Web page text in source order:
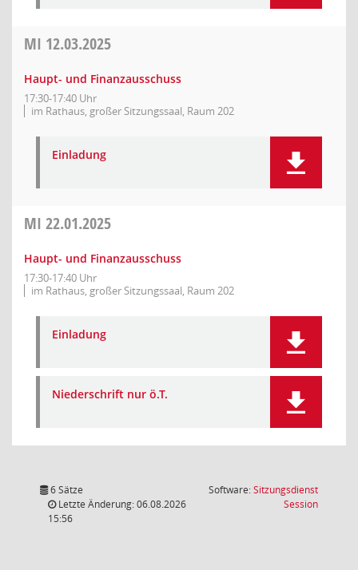
MI 12.03.2025
Haupt- und Finanzausschuss
17:30-17:40 Uhr
im Rathaus, großer Sitzungssaal, Raum 202
Einladung
MI 22.01.2025
Haupt- und Finanzausschuss
17:30-17:40 Uhr
im Rathaus, großer Sitzungssaal, Raum 202
Einladung
Niederschrift nur ö.T.
6 Sätze
Letzte Änderung: 06.08.2026
15:56
Software:Sitzungsdienst
Session(Wird in